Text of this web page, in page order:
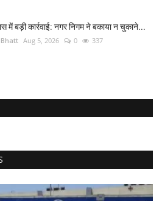
में बड़ी कार्रवाई: नगर निगम ने बकाया न चुकाने...
Aug 5, 2026 0 337